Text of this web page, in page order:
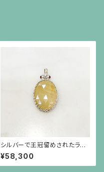
シルバーで王冠留めされたライ
トイエローのサファイア（15.58
ct）にルビーのペンダント(チェ
ーン別）
¥58,300